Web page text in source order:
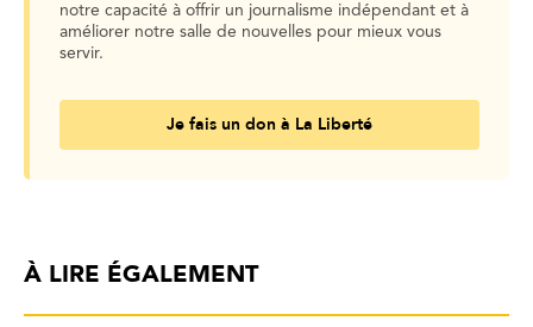
notre capacité à offrir un journalisme indépendant et à
améliorer notre salle de nouvelles pour mieux vous
servir.
Je fais un don à La Liberté
À LIRE ÉGALEMENT